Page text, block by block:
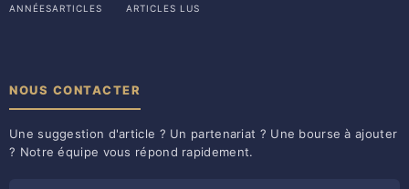
ANNÉESARTICLES ARTICLES LUS
NOUS CONTACTER
Une suggestion d'article ? Un partenariat ? Une bourse à ajouter
? Notre équipe vous répond rapidement.